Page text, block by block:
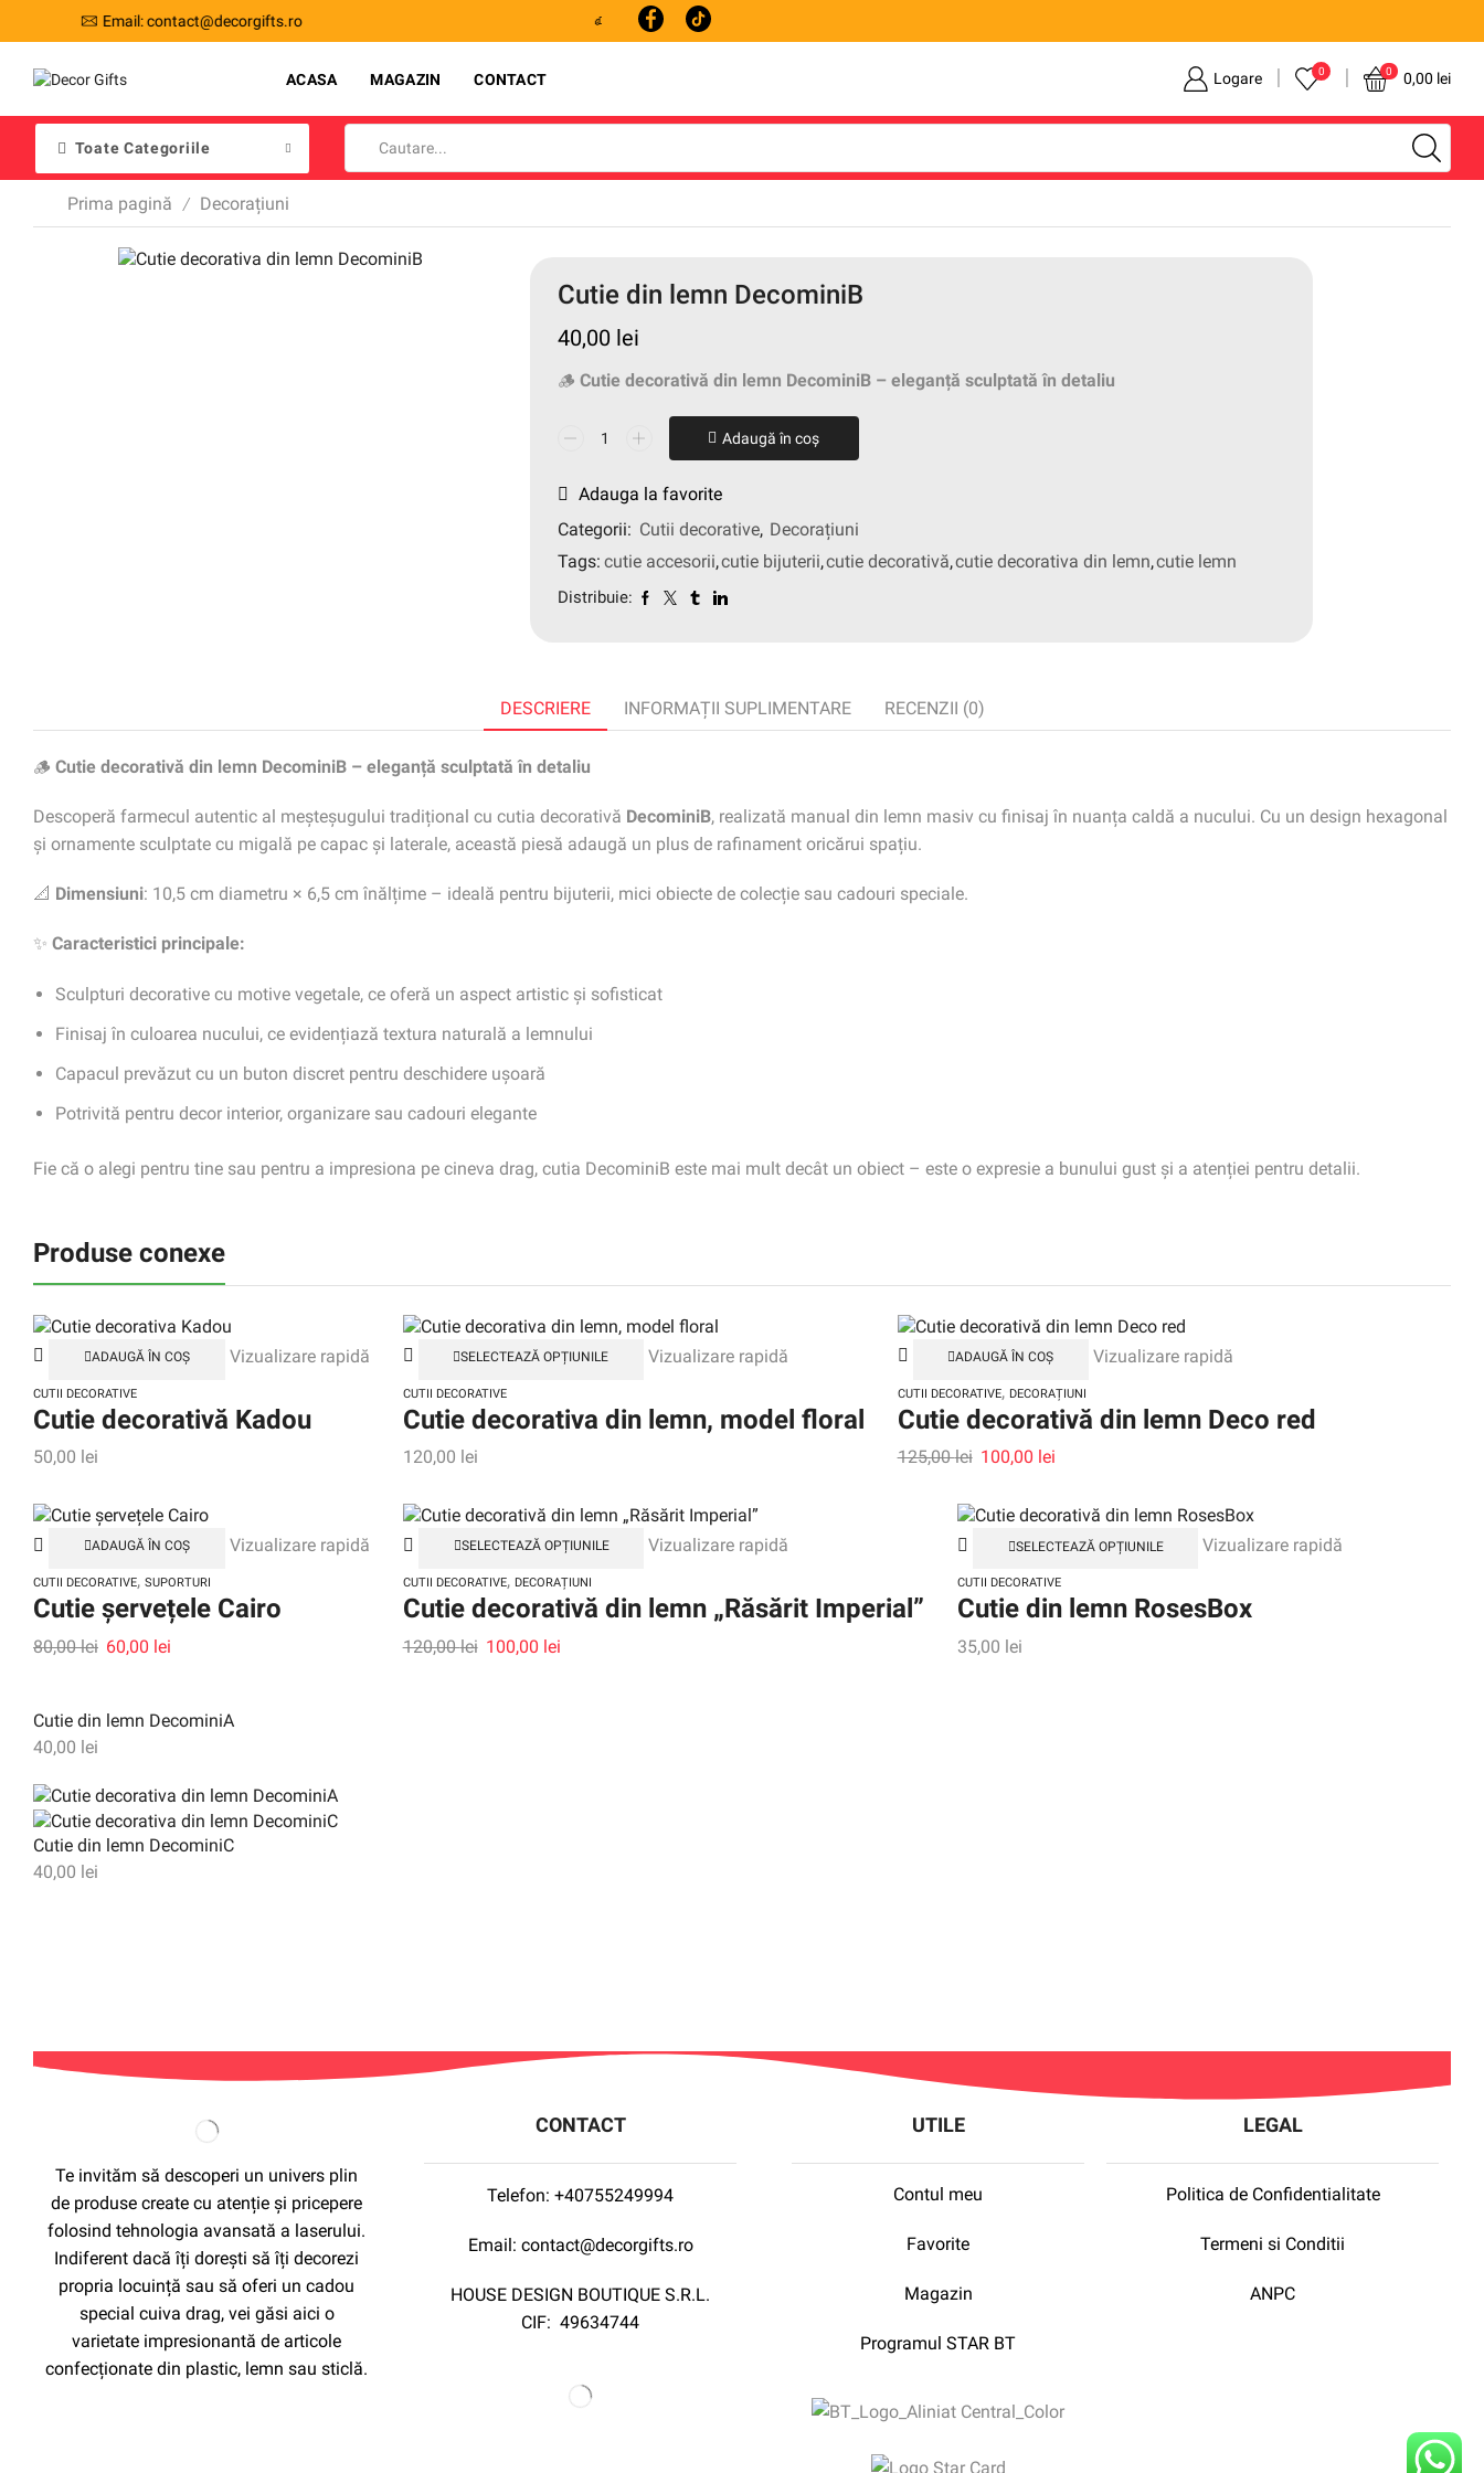
Transport gratuit la comenzi de peste 200 de lei!
ACASA MAGAZIN CONTACT Logare 0 0 0,00 lei
Toate Categoriile
Prima pagină / Decorațiuni
Cutie din lemn DecominiB
40,00 lei
🪵 Cutie decorativă din lemn DecominiB – eleganță sculptată în detaliu
Adaugă în coș
Adauga la favorite
Categorii: Cutii decorative, Decorațiuni
Tags: cutie accesorii,cutie bijuterii,cutie decorativă,cutie decorativa din lemn,cutie lemn
Distribuie:
DESCRIERE INFORMAȚII SUPLIMENTARE RECENZII (0)
🪵 Cutie decorativă din lemn DecominiB – eleganță sculptată în detaliu
Descoperă farmecul autentic al meșteșugului tradițional cu cutia decorativă DecominiB, realizată manual din lemn masiv cu finisaj în nuanța caldă a nucului. Cu un design hexagonal
și ornamente sculptate cu migală pe capac și laterale, această piesă adaugă un plus de rafinament oricărui spațiu.
📐 Dimensiuni: 10,5 cm diametru × 6,5 cm înălțime – ideală pentru bijuterii, mici obiecte de colecție sau cadouri speciale.
✨ Caracteristici principale:
Sculpturi decorative cu motive vegetale, ce oferă un aspect artistic și sofisticat
Finisaj în culoarea nucului, ce evidențiază textura naturală a lemnului
Capacul prevăzut cu un buton discret pentru deschidere ușoară
Potrivită pentru decor interior, organizare sau cadouri elegante
Fie că o alegi pentru tine sau pentru a impresiona pe cineva drag, cutia DecominiB este mai mult decât un obiect – este o expresie a bunului gust și a atenției pentru detalii.
Produse conexe
ADAUGĂ ÎN COȘ Vizualizare rapidă
CUTII DECORATIVE
Cutie decorativă Kadou
50,00 lei
SELECTEAZĂ OPȚIUNILE Vizualizare rapidă
CUTII DECORATIVE
Cutie decorativa din lemn, model floral
120,00 lei
ADAUGĂ ÎN COȘ Vizualizare rapidă
CUTII DECORATIVE, DECORAȚIUNI
Cutie decorativă din lemn Deco red
125,00lei 100,00 lei
ADAUGĂ ÎN COȘ Vizualizare rapidă
CUTII DECORATIVE, SUPORTURI
Cutie șervețele Cairo
80,00lei 60,00 lei
SELECTEAZĂ OPȚIUNILE Vizualizare rapidă
CUTII DECORATIVE, DECORAȚIUNI
Cutie decorativă din lemn „Răsărit Imperial”
120,00lei 100,00 lei
SELECTEAZĂ OPȚIUNILE Vizualizare rapidă
CUTII DECORATIVE
Cutie din lemn RosesBox
35,00 lei
Cutie din lemn DecominiA
40,00 lei
Cutie din lemn DecominiC
40,00 lei
Te invităm să descoperi un univers plin
de produse create cu atenție și pricepere
folosind tehnologia avansată a laserului.
Indiferent dacă îți dorești să îți decorezi
propria locuință sau să oferi un cadou
special cuiva drag, vei găsi aici o
varietate impresionantă de articole
confecționate din plastic, lemn sau sticlă.
CONTACT
Telefon:+40755249994
Email: contact@decorgifts.ro
HOUSE DESIGN BOUTIQUE S.R.L.
CIF: 49634744
UTILE
Contul meu
Favorite
Magazin
Programul STAR BT
LEGAL
Politica de Confidentialitate
Termeni si Conditii
ANPC